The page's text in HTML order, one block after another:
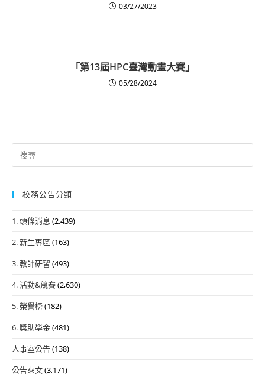
03/27/2023
「第13屆HPC臺灣動畫大賽」
05/28/2024
Search
for:
校務公告分類
1. 頭條消息 (2,439)
2. 新生專區 (163)
3. 教師研習 (493)
4. 活動&競賽(2,630)
5. 榮譽榜(182)
6. 獎助學金(481)
人事室公告(138)
公告來文(3,171)